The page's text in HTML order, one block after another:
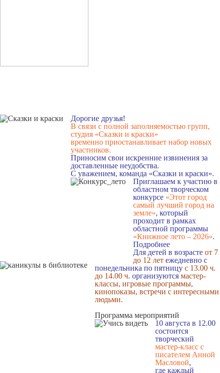
Дорогие друзья!
В связи с полной заполняемостью групп,
студия «Сказки и краски»
временно приостанавливает набор новых
участников.
Приносим свои искренние извинения за
доставленные неудобства.
С уважением, команда «Сказки и краски».
Приглашаем к участию в
областном творческом
конкурсе «Этот город
самый лучший город на
земле», который
проходит в рамках
областной программы
«Книжное лето – 2026».
Подробнее
Для детей в возрасте от 7
до 12 лет ежедневно с
понедельника по пятницу с 13.00 ч.
до 14.00 ч. организуются мастер-
классы, игровые программы,
кинопоказы, встречи с интересными
людьми.
Программа мероприятий
10 августа в 12.00
состоится
творческий
мастер-класс с
писателем Анной
Масловой,
где каждый